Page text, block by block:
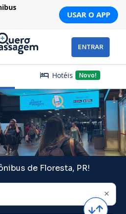
USAR O APP
ENTRAR
Hotéis Novo!
de Floresta, PR!